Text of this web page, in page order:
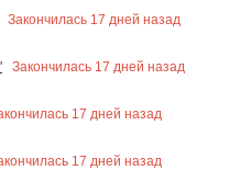
Закончилась 17 дней назад
Закончилась 17 дней назад
17 дней назад
17 дней назад